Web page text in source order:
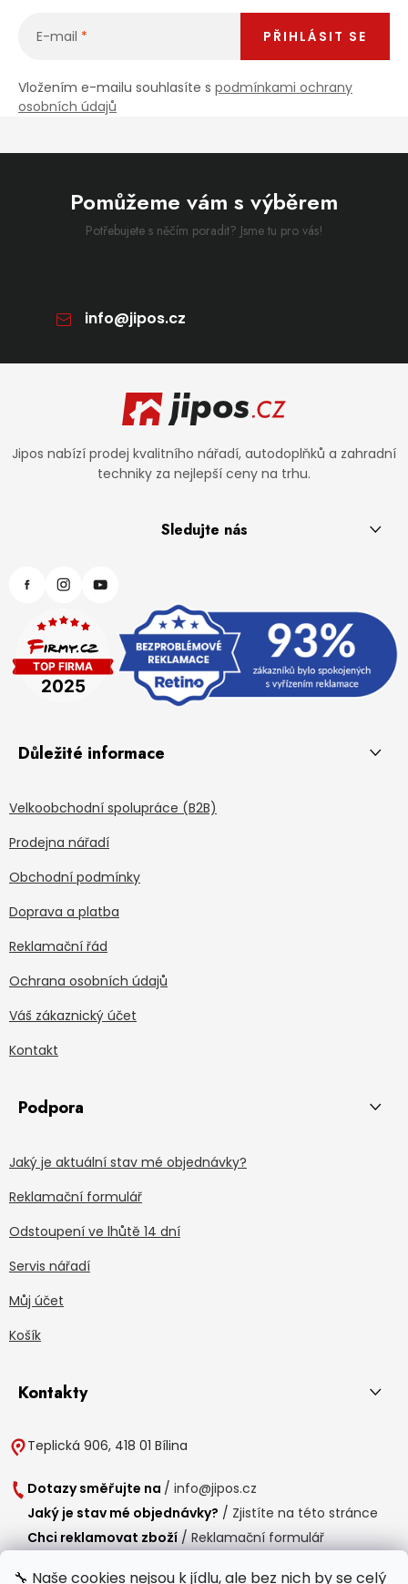
🔧 Naše cookies nejsou k jídlu, ale bez nich by se celý
E-mail
Vložením e-mailu souhlasíte s podmínkami ochrany
osobních údajů
PŘIHLÁSIT SE
Pomůžeme vám s výběrem
Potřebujete s něčím poradit? Jsme tu pro vás!
info@jipos.cz
Zápatí
Jipos nabízí prodej kvalitního nářadí, autodoplňků a zahradní
techniky za nejlepší ceny na trhu.
Sledujte nás
Důležité informace
Velkoobchodní spolupráce (B2B)
Prodejna nářadí
Obchodní podmínky
Doprava a platba
Reklamační řád
Ochrana osobních údajů
Váš zákaznický účet
Kontakt
Podpora
Jaký je aktuální stav mé objednávky?
Reklamační formulář
Odstoupení ve lhůtě 14 dní
Servis nářadí
Můj účet
Košík
Kontakty
Teplická 906, 418 01 Bílina
Dotazy směřujte na / info@jipos.cz
Jaký je stav mé objednávky? / Zjistíte na této stránce
Chci reklamovat zboží / Reklamační formulář